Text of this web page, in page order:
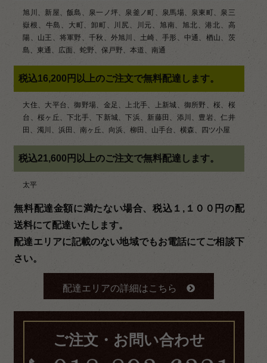
旭川、新屋、飯島、泉一ノ坪、泉釜ノ町、泉馬場、泉東町、泉三
嶽根、牛島、大町、卸町、川尻、川元、旭南、旭北、港北、高
陽、山王、将軍野、千秋、外旭川、土崎、手形、中通、楢山、茨
島、東通、広面、蛇野、保戸野、本道、南通
税込16,200円以上のご注文で無料配達します。
大住、大平台、御野場、金足、上北手、上新城、御所野、桜、桜
台、桜ヶ丘、下北手、下新城、下浜、新藤田、添川、豊岩、仁井
田、濁川、浜田、南ヶ丘、向浜、柳田、山手台、横森、四ツ小屋
税込21,600円以上のご注文で無料配達します。
太平
無料配達金額に満たない場合、税込１,１００円の配
送料にて配達いたします。
配達エリアに記載のない地域でもお電話にてご相談下
さい。
配達エリアの詳細はこちら
ご注文・お問い合わせ